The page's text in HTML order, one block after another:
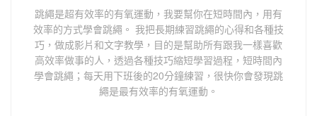
跳繩是超有效率的有氧運動，我要幫你在短時間內，用有
效率的方式學會跳繩。 我把長期練習跳繩的心得和各種技
巧，做成影片和文字教學，目的是幫助所有跟我一樣喜歡
高效率做事的人，透過各種技巧縮短學習過程，短時間內
學會跳繩；每天用下班後的20分鐘練習，很快你會發現跳
繩是最有效率的有氧運動。